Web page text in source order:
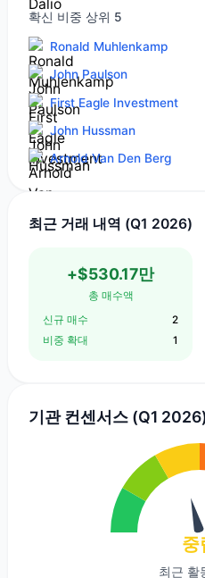
확신 비중 상위 5
Ronald Muhlenkamp
John Paulson
First Eagle Investment
John Hussman
Arnold Van Den Berg
최근 거래 내역 (Q1 2026)
+$530.17만
총 매수액
신규 매수
2
비중 확대
1
기관 컨센서스 (Q1
중
최근 활